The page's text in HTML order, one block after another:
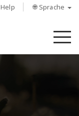
Help 🌐 Sprache